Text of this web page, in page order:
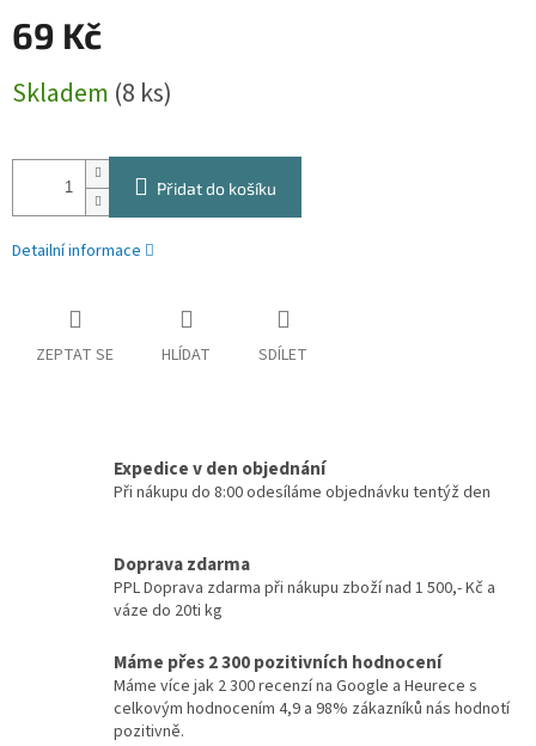
69 Kč
cena:
Skladem (8 ks)
Přidat do košíku
Detailní informace
ZEPTAT SE HLÍDAT SDÍLET
Expedice v den objednání
Při nákupu do 8:00 odesíláme objednávku tentýž den
Doprava zdarma
PPL Doprava zdarma při nákupu zboží nad 1 500,- Kč a
váze do 20ti kg
Máme přes 2 300 pozitivních hodnocení
Máme více jak 2 300 recenzí na Google a Heurece s
celkovým hodnocením 4,9 a 98% zákazníků nás hodnotí
pozitivně.